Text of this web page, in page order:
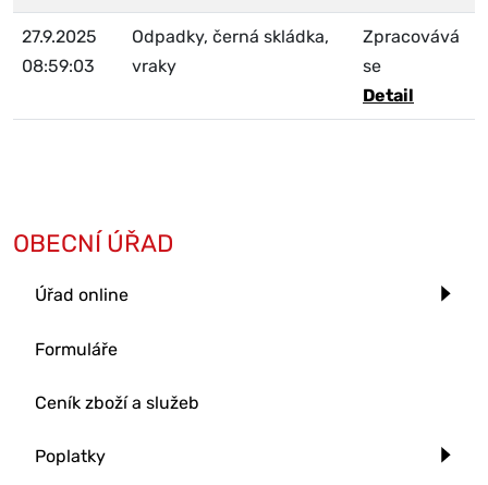
27.9.2025
08:59:03
Odpadky, černá skládka,
vraky
Zpracovává
se
Detail
OBECNÍ ÚŘAD
Úřad online
Formuláře
Ceník zboží a služeb
Poplatky